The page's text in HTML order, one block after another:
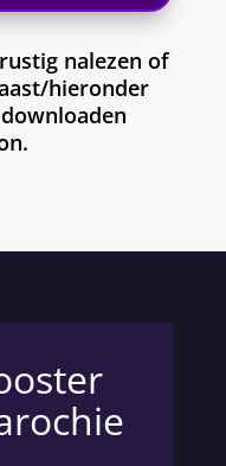
nalezen of
hieronder